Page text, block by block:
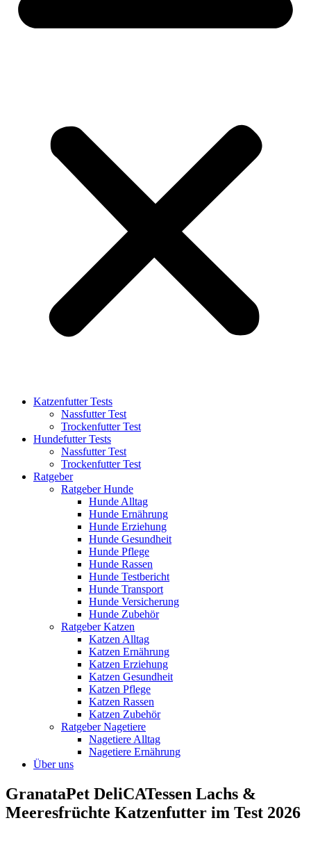
Katzenfutter Tests
Nassfutter Test
Trockenfutter Test
Hundefutter Tests
Nassfutter Test
Trockenfutter Test
Ratgeber
Ratgeber Hunde
Hunde Alltag
Hunde Ernährung
Hunde Erziehung
Hunde Gesundheit
Hunde Pflege
Hunde Rassen
Hunde Testbericht
Hunde Transport
Hunde Versicherung
Hunde Zubehör
Ratgeber Katzen
Katzen Alltag
Katzen Ernährung
Katzen Erziehung
Katzen Gesundheit
Katzen Pflege
Katzen Rassen
Katzen Zubehör
Ratgeber Nagetiere
Nagetiere Alltag
Nagetiere Ernährung
Über uns
GranataPet DeliCATessen Lachs &
Meeresfrüchte Katzenfutter im Test 2026